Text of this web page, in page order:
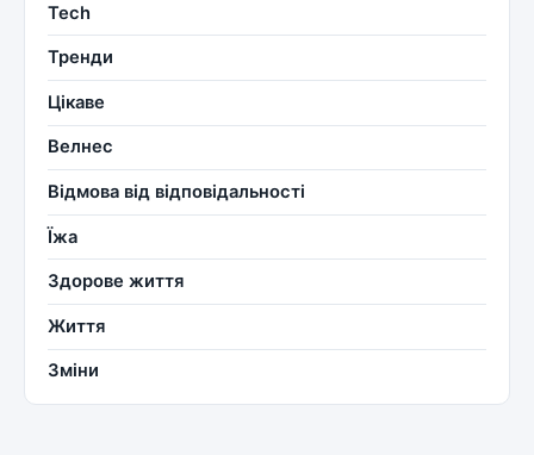
Tech
Тренди
Цікаве
Велнес
Відмова від відповідальності
Їжа
Здорове життя
Життя
Зміни